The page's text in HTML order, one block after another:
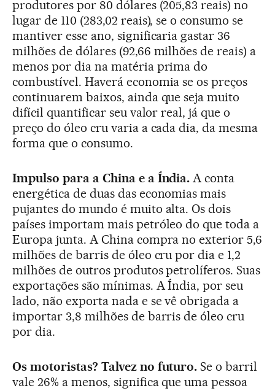
produtores por 80 dólares (205,83 reais) no
lugar de 110 (283,02 reais), se o consumo se
mantiver esse ano, significaria gastar 36
milhões de dólares (92,66 milhões de reais) a
menos por dia na matéria prima do
combustível. Haverá economia se os preços
continuarem baixos, ainda que seja muito
difícil quantificar seu valor real, já que o
preço do óleo cru varia a cada dia, da mesma
forma que o consumo.
Impulso para a China e a Índia. A conta
energética de duas das economias mais
pujantes do mundo é muito alta. Os dois
países importam mais petróleo do que toda a
Europa junta. A China compra no exterior 5,6
milhões de barris de óleo cru por dia e 1,2
milhões de outros produtos petrolíferos. Suas
exportações são mínimas. A Índia, por seu
lado, não exporta nada e se vê obrigada a
importar 3,8 milhões de barris de óleo cru
por dia.
Os motoristas? Talvez no futuro. Se o barril
vale 26% a menos, significa que uma pessoa